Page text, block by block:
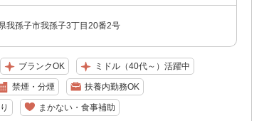
孫子市我孫子3丁目20番2号
ブランクOK ミドル（40代～）活躍中
禁煙・分煙 扶養内勤務OK
まかない・食事補助